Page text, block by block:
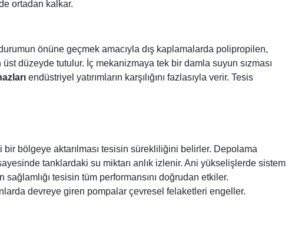
ortadan kalkar.
önüne geçmek amacıyla dış kaplamalarda polipropilen,
üst düzeyde tutulur. İç mekanizmaya tek bir damla suyun sızması
endüstriyel yatırımların karşılığını fazlasıyla verir. Tesis
bir bölgeye aktarılması tesisin sürekliliğini belirler. Depolama
tanklardaki su miktarı anlık izlenir. Ani yükselişlerde sistem
tesisin tüm performansını doğrudan etkiler.
devreye giren pompalar çevresel felaketleri engeller.